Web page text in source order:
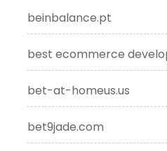
beinbalance.pt
best ecommerce
bet-at-homeus.us
bet9jade.com